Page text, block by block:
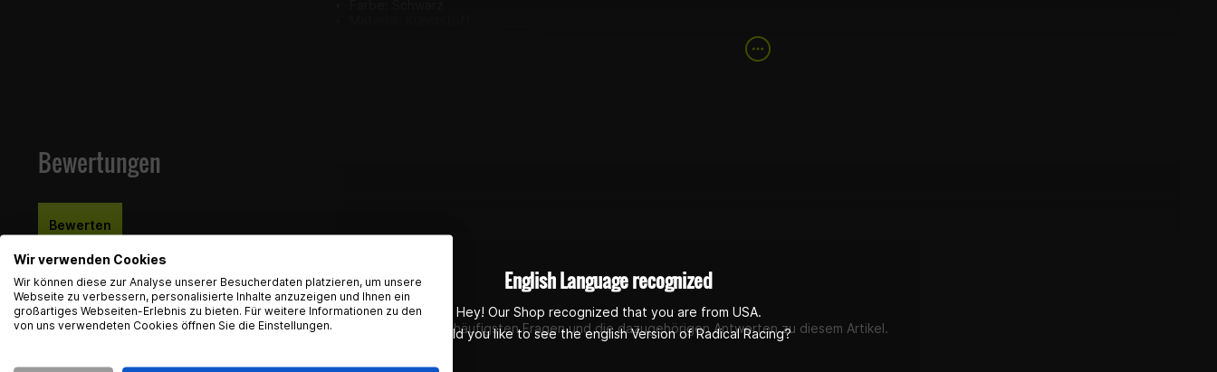
Bewertungen
Bewerten
FAQ Hier findest du die häufigsten Fragen und die dazugehörigen Antworten zu diesem Artikel.
English Language recognized
Hey! Our Shop recognized that you are from USA.
Would you like to see the english Version of Radical Racing?
Wir verwenden Cookies
Wir können diese zur Analyse unserer Besucherdaten platzieren, um unsere
Webseite zu verbessern, personalisierte Inhalte anzuzeigen und Ihnen ein
großartiges Webseiten-Erlebnis zu bieten. Für weitere Informationen zu den
von uns verwendeten Cookies öffnen Sie die Einstellungen.